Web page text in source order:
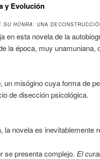
y Evolución
SU HONRA: UNA
en esta novela de la
la época, muy unamuniana,
, un misógino cuya forma de
de disección psicológica.
la novela es inevitablemente
se presenta complejo. El